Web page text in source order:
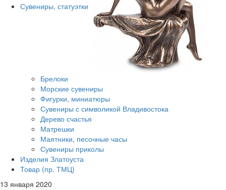
Сувениры, статуэтки
Брелоки
Морские сувениры
Фигурки, миниатюры
Сувениры с символикой Владивостока
Дерево счастья
Матрешки
Маятники, песочные часы
Сувениры приколы
Изделия Златоуста
Товар (пр. ТМЦ)
13 января 2020